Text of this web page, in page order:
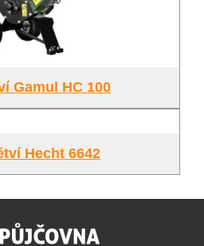
Gamul HC 100
Hecht 6642